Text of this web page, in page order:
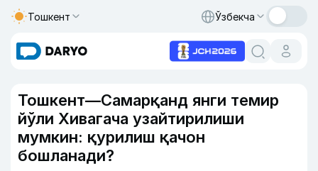
Тошкент Ўзбекча
Тошкент—Самарқанд янги темир
йўли Хивагача узайтирилиши
мумкин: қурилиш қачон
бошланади?